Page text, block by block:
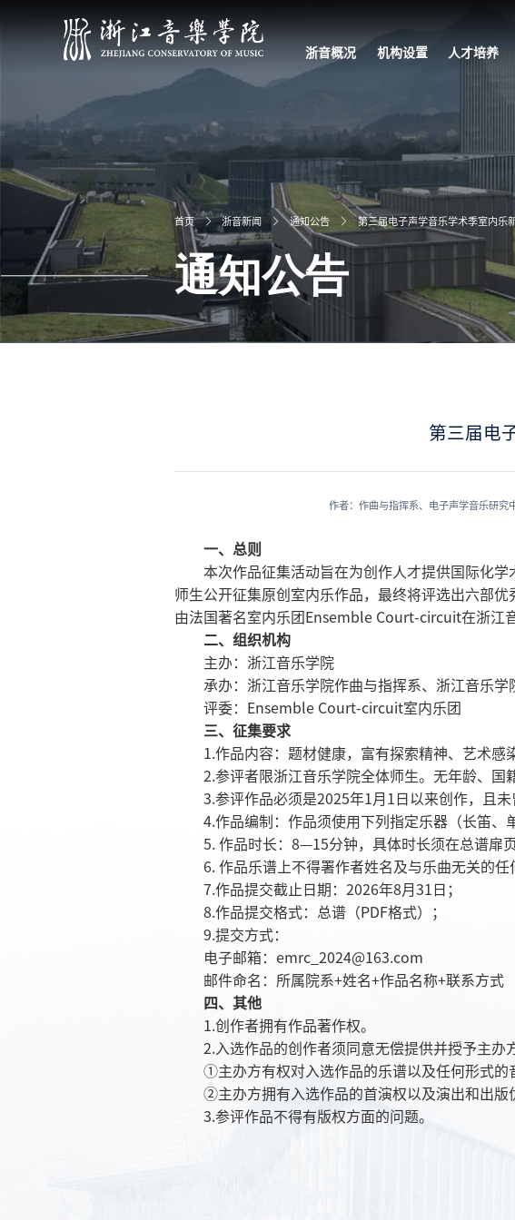
浙音概况
学院简介
学院章程
现任领导
校园文化
信息公开
学校宣传片
机构设置
人才培养
本科生教育
研究生教育
附属音乐学校
五大学院
叔同学院
社会美育
首页 浙音新闻 通知公告 第三届电子声学音乐学术季室内乐
通知公告
第三届电
作者：作曲与指挥系、电子声学音乐研究
一、总则
本次作品征集活动旨在为创作人才提供国际化
师生公开征集原创室内乐作品，最终将评选出六部
由法国著名室内乐团Ensemble Court-circuit在浙江
二、组织机构
主办：浙江音乐学院
承办：浙江音乐学院作曲与指挥系、浙江音乐学
评委：Ensemble Court-circuit室内乐团
三、征集要求
1.作品内容：题材健康，富有探索精神、艺术感
2.参评者限浙江音乐学院全体师生。无年龄、国
3.参评作品必须是2025年1月1日以来创作，且未
4.作品编制：作品须使用下列指定乐器（长笛、
5. 作品时长：8—15分钟，具体时长须在总谱扉页
6. 作品乐谱上不得署作者姓名及与乐曲无关的任
7.作品提交截止日期：2026年8月31日；
8.作品提交格式：总谱（PDF格式）；
9.提交方式：
电子邮箱：emrc_2024@163.com
邮件命名：所属院系+姓名+作品名称+联系方式
四、其他
1.创作者拥有作品著作权。
2.入选作品的创作者须同意无偿提供并授予主办
①主办方有权对入选作品的乐谱以及任何形式的
②主办方拥有入选作品的首演权以及演出和出版
3.参评作品不得有版权方面的问题。